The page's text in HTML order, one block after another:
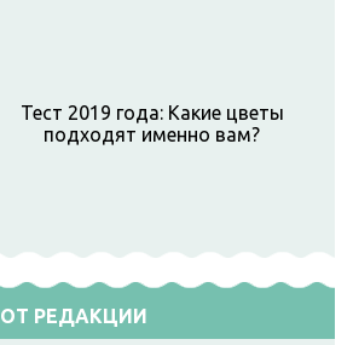
Тест 2019 года: Какие цветы
подходят именно вам?
ОТ РЕДАКЦИИ